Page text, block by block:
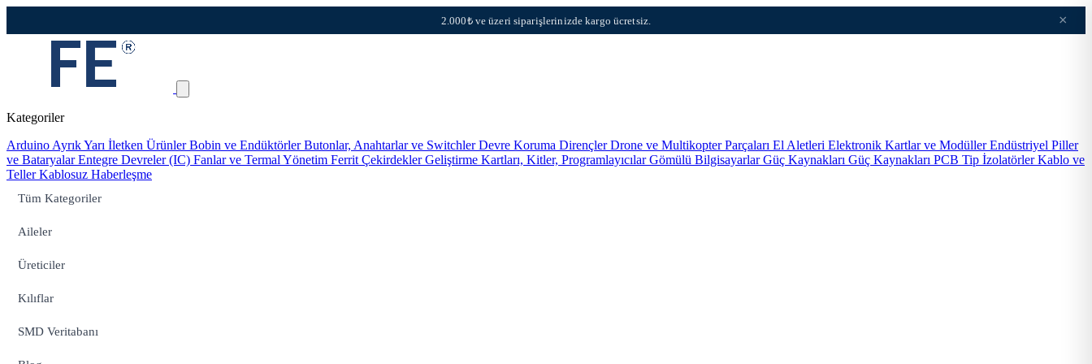
2.000₺ ve üzeri siparişlerinizde kargo ücretsiz. ×
Kategoriler
Arduino Ayrık Yarı İletken ÜrünlerBobin ve EndüktörlerButonlar, Anahtarlar ve SwitchlerDevre Koruma DirençlerDrone ve Multikopter Parçaları El Aletleri Elektronik Kartlar ve ModüllerEndüstriyel Piller
ve BataryalarEntegre Devreler (IC) Fanlar ve Termal Yönetim Ferrit ÇekirdeklerGeliştirme Kartları, Kitler, ProgramlayıcılarGömülü BilgisayarlarGüç Kaynakları Güç Kaynakları PCB Tip İzolatörlerKablo ve
TellerKablosuz Haberleşme
Tüm Kategoriler
Aileler
Üreticiler
Kılıflar
SMD Veritabanı